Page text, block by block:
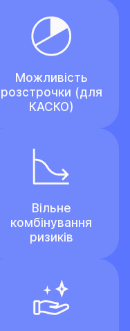
Можливість
розстрочки (для
КАСКО)
Вільне
комбінування
ризиків